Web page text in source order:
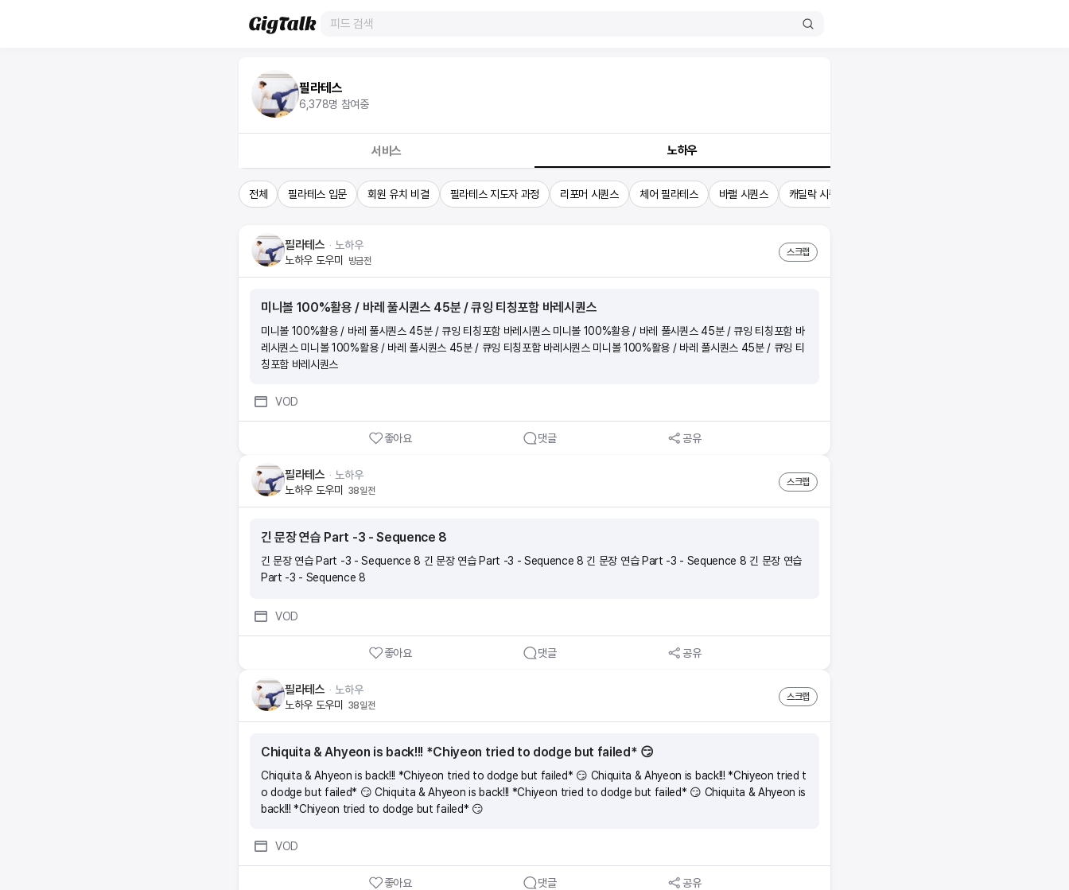
필라테스
6,378명 참여중
서비스 노하우
전체 필라테스 입문 회원 유치 비결 필라테스 지도자 과정 리포머 시퀀스 체어 필라테스 바랠 시퀀스 캐딜락 시퀀스
필라테스 ᆞ 노하우
노하우 도우미
방금전
스크랩
미니볼 100%활용 / 바레 풀시퀀스 45분 / 큐잉 티칭포함 바레시퀀스
미니볼 100%활용 / 바레 풀시퀀스 45분 / 큐잉 티칭포함 바레시퀀스 미니볼 100%활용 / 바레 풀시퀀스 45분 / 큐잉 티칭포함 바
레시퀀스 미니볼 100%활용 / 바레 풀시퀀스 45분 / 큐잉 티칭포함 바레시퀀스 미니볼 100%활용 / 바레 풀시퀀스 45분 / 큐잉 티
칭포함 바레시퀀스
VOD
좋아요 댓글 공유
필라테스 ᆞ 노하우
노하우 도우미 38일전
스크랩
긴 문장 연습 Part -3 - Sequence 8
긴 문장 연습 Part -3 - Sequence 8 긴 문장 연습 Part -3 - Sequence 8 긴 문장 연습 Part -3 - Sequence 8 긴 문장 연습
Part -3 - Sequence 8
VOD
좋아요 댓글 공유
필라테스 ᆞ 노하우
노하우 도우미 38일전
스크랩
Chiquita & Ahyeon is back!!! *Chiyeon tried to dodge but failed* 😏
Chiquita & Ahyeon is back!!! *Chiyeon tried to dodge but failed* 😏 Chiquita & Ahyeon is back!!! *Chiyeon tried t
o dodge but failed* 😏 Chiquita & Ahyeon is back!!! *Chiyeon tried to dodge but failed* 😏 Chiquita & Ahyeon is
back!!! *Chiyeon tried to dodge but failed* 😏
VOD
좋아요 댓글 공유